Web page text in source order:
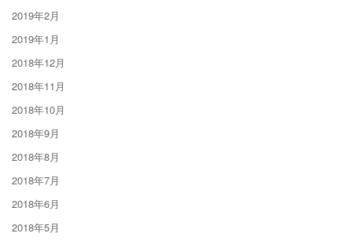
2019年2月
2019年1月
2018年12月
2018年11月
2018年10月
2018年9月
2018年8月
2018年7月
2018年6月
2018年5月